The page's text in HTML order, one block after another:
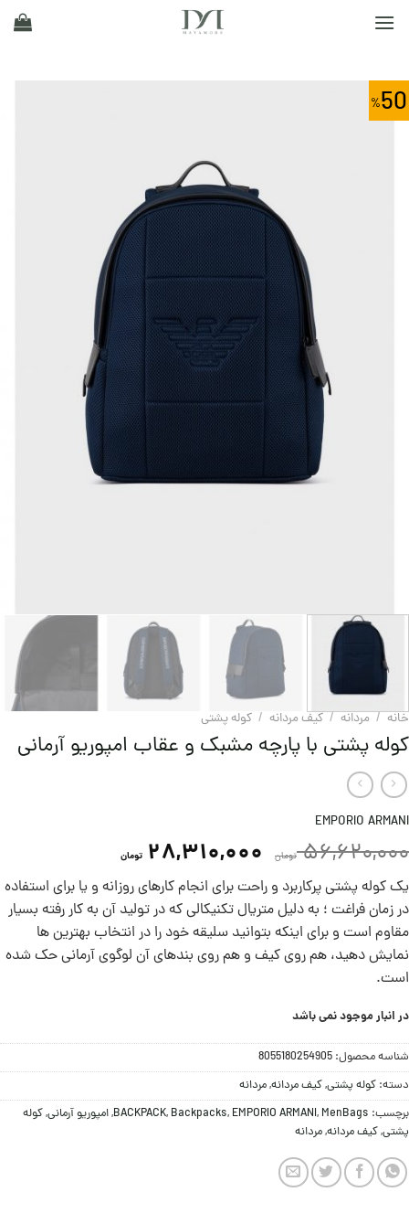
50
خانه / مردانه / کیف مردانه / کوله پشتی
کوله پشتی با پارچه مشبک و عقاب امپوریو آرمانی
EMPORIO ARMANI
56,620,000 تومان 28,310,000 تومان
یک کوله پشتی پرکاربرد و راحت برای انجام کارهای روزانه و یا برای استفاده
در زمان فراغت ؛ به دلیل متریال تکنیکالی که در تولید آن به کار رفته بسیار
مقاوم است و برای اینکه بتوانید سلیقه خود را در انتخاب بهترین ها
نمایش دهید، هم روی کیف و هم روی بندهای آن لوگوی آرمانی حک شده
است.
در انبار موجود نمی باشد
شناسه محصول: 8055180254905
دسته: کوله پشتی,کیف مردانه,مردانه
برچسب:
BACKPACK, Backpacks, EMPORIO ARMANI, MenBags
,امپوریو آرمانی,کوله
پشتی,کیف مردانه,مردانه